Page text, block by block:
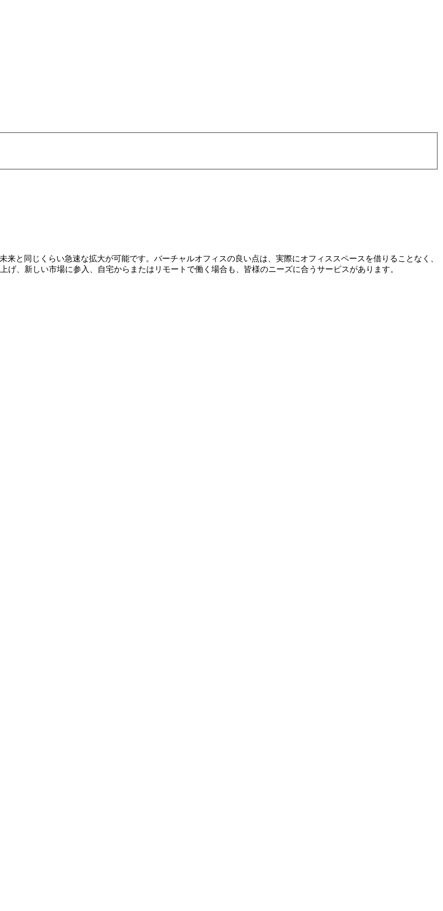
と同じくらい急速な拡大が可能です。バーチャルオフィスの良い点は、実際にオフィススペースを借りることなく、
、新しい市場に参入、自宅からまたはリモートで働く場合も、皆様のニーズに合うサービスがあります。